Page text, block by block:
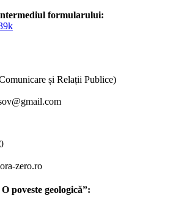
formularului:
și Relații Publice)
zero.ro
poveste geologică”: